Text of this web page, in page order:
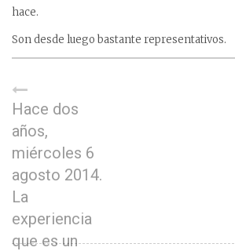
hace.
Son desde luego bastante representativos.
Hace dos
años,
miércoles 6
agosto 2014.
La
experiencia
que es un